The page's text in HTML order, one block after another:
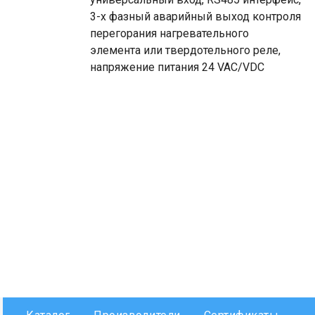
3-х фазный аварийный выход контроля
перегорания нагревательного
элемента или твердотельного реле,
напряжение питания 24 VAC/VDC